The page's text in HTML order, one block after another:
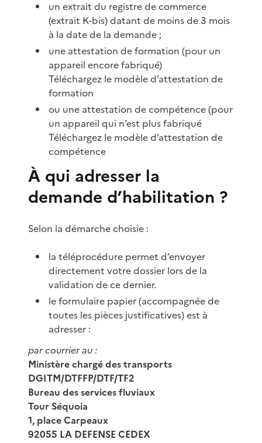
un extrait du registre de commerce
(extrait K-bis) datant de moins de 3 mois
à la date de la demande ;
une attestation de formation (pour un
appareil encore fabriqué)
Téléchargez le modèle d’attestation de
formation
ou une attestation de compétence (pour
un appareil qui n’est plus fabriqué
Téléchargez le modèle d’attestation de
compétence
À qui adresser la
demande d’habilitation ?
Selon la démarche choisie :
la téléprocédure permet d’envoyer
directement votre dossier lors de la
validation de ce dernier.
le formulaire papier (accompagnée de
toutes les pièces justificatives) est à
adresser :
par courrier au :
Ministère chargé des transports
DGITM/DTFFP/DTF/TF2
Bureau des services fluviaux
Tour Séquoia
1, place Carpeaux
92055 LA DEFENSE CEDEX